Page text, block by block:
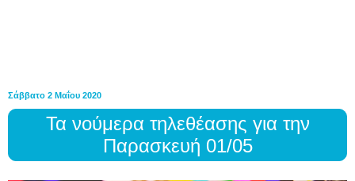
Σάββατο 2 Μαΐου 2020
Τα νούμερα τηλεθέασης για την
Παρασκευή 01/05